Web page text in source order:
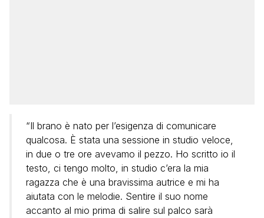
“Il brano è nato per l’esigenza di comunicare
qualcosa. È stata una sessione in studio veloce,
in due o tre ore avevamo il pezzo. Ho scritto io il
testo, ci tengo molto, in studio c’era la mia
ragazza che è una bravissima autrice e mi ha
aiutata con le melodie. Sentire il suo nome
accanto al mio prima di salire sul palco sarà